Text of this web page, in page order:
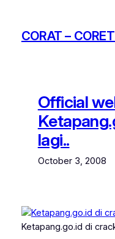
contentCORAT –
Official
lagi..
October 3, 2008
Ketapang.go.id di